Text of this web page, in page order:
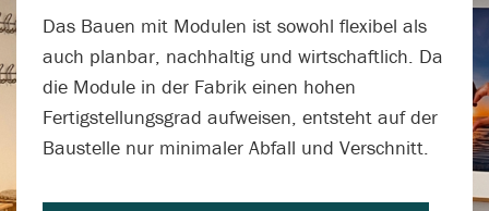
Das Bauen mit Modulen ist sowohl flexibel als
auch planbar, nachhaltig und wirtschaftlich. Da
die Module in der Fabrik einen hohen
Fertigstellungsgrad aufweisen, entsteht auf der
Baustelle nur minimaler Abfall und Verschnitt.